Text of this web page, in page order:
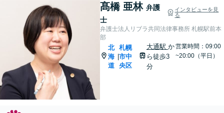
髙橋 亜林 弁護
士
インタビューを見
る
弁護士法人リブラ共同法律事務所 札幌駅前本
部
北
海
道
|
札幌
市中
央区
大通駅 か
ら徒歩3
分
営業時間：09:00
~20:00（平日）